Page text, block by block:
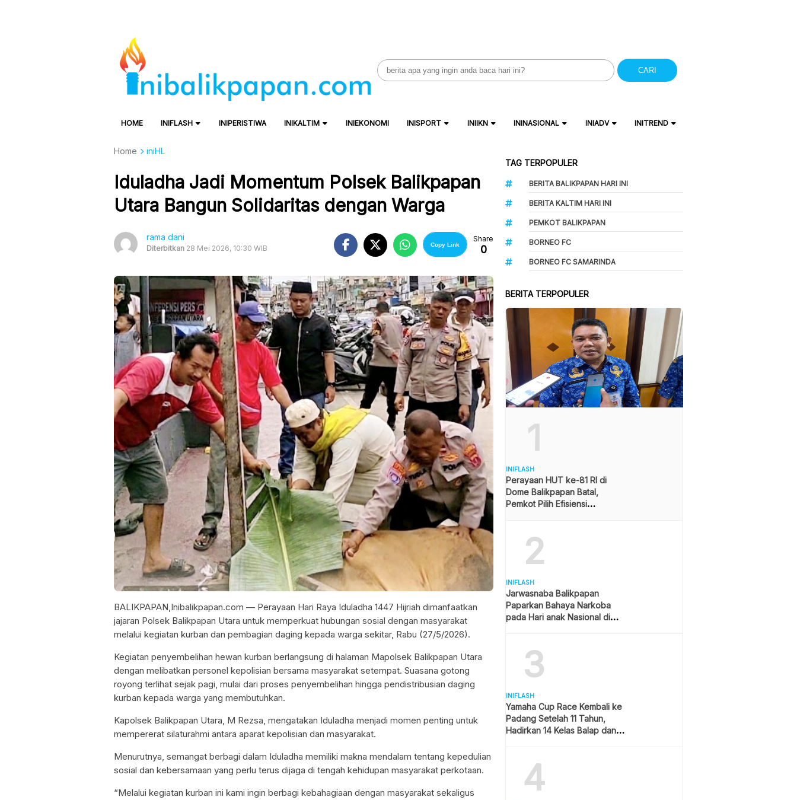
Search
for:
CARI
HOME INIFLASH INIPERISTIWA INIKALTIM INIEKONOMI INISPORT INIIKN ININASIONAL INIADV INITREND
Home iniHL
Iduladha Jadi Momentum Polsek Balikpapan
Utara Bangun Solidaritas dengan Warga
rama dani
Diterbitkan 28 Mei 2026, 10:30 WIB Copy Link
Share
0
BALIKPAPAN,Inibalikpapan.com — Perayaan Hari Raya Iduladha 1447 Hijriah dimanfaatkan
jajaran Polsek Balikpapan Utara untuk memperkuat hubungan sosial dengan masyarakat
melalui kegiatan kurban dan pembagian daging kepada warga sekitar, Rabu (27/5/2026).
Kegiatan penyembelihan hewan kurban berlangsung di halaman Mapolsek Balikpapan Utara
dengan melibatkan personel kepolisian bersama masyarakat setempat. Suasana gotong
royong terlihat sejak pagi, mulai dari proses penyembelihan hingga pendistribusian daging
kurban kepada warga yang membutuhkan.
Kapolsek Balikpapan Utara, M Rezsa, mengatakan Iduladha menjadi momen penting untuk
mempererat silaturahmi antara aparat kepolisian dan masyarakat.
Menurutnya, semangat berbagi dalam Iduladha memiliki makna mendalam tentang kepedulian
sosial dan kebersamaan yang perlu terus dijaga di tengah kehidupan masyarakat perkotaan.
“Melalui kegiatan kurban ini kami ingin berbagi kebahagiaan dengan masyarakat sekaligus
TAG TERPOPULER
BERITA BALIKPAPAN HARI INI
BERITA KALTIM HARI INI
PEMKOT BALIKPAPAN
BORNEO FC
BORNEO FC SAMARINDA
BERITA TERPOPULER
1
INIFLASH
Perayaan HUT ke-81 RI di
Dome Balikpapan Batal,
Pemkot Pilih Efisiensi
2
INIFLASH
Jarwasnaba Balikpapan
Paparkan Bahaya Narkoba
pada Hari anak Nasional di
3
INIFLASH
Yamaha Cup Race Kembali ke
Padang Setelah 11 Tahun,
Hadirkan 14 Kelas Balap dan
4